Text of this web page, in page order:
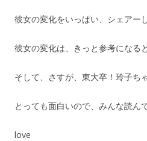
彼女の変化をいっぱい、シェアー
彼女の変化は、きっと参考になる
そして、さすが、東大卒！玲子ち
とっても面白いので、みんな読ん
love